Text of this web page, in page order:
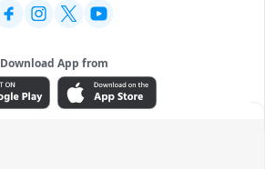
Download App from
ADVERTISEMENT